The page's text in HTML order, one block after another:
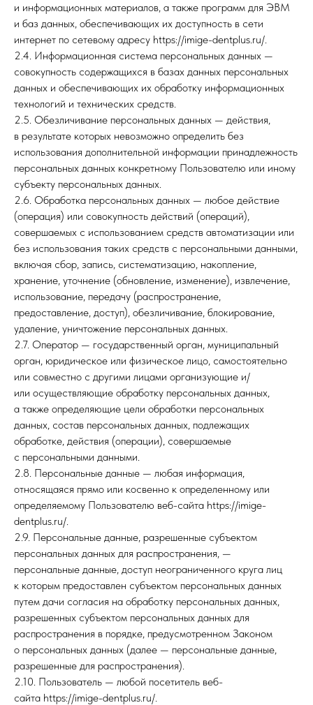
и информационных материалов, а также программ для ЭВМ
и баз данных, обеспечивающих их доступность в сети
интернет по сетевому адресу https://imige-dentplus.ru/.
2.4. Информационная система персональных данных —
совокупность содержащихся в базах данных персональных
данных и обеспечивающих их обработку информационных
технологий и технических средств.
2.5. Обезличивание персональных данных — действия,
в результате которых невозможно определить без
использования дополнительной информации принадлежность
персональных данных конкретному Пользователю или иному
субъекту персональных данных.
2.6. Обработка персональных данных — любое действие
(операция) или совокупность действий (операций),
совершаемых с использованием средств автоматизации или
без использования таких средств с персональными данными,
включая сбор, запись, систематизацию, накопление,
хранение, уточнение (обновление, изменение), извлечение,
использование, передачу (распространение,
предоставление, доступ), обезличивание, блокирование,
удаление, уничтожение персональных данных.
2.7. Оператор — государственный орган, муниципальный
орган, юридическое или физическое лицо, самостоятельно
или совместно с другими лицами организующие и/
или осуществляющие обработку персональных данных,
а также определяющие цели обработки персональных
данных, состав персональных данных, подлежащих
обработке, действия (операции), совершаемые
с персональными данными.
2.8. Персональные данные — любая информация,
относящаяся прямо или косвенно к определенному или
определяемому Пользователю веб-сайта https://imige-
dentplus.ru/.
2.9. Персональные данные, разрешенные субъектом
персональных данных для распространения, —
персональные данные, доступ неограниченного круга лиц
к которым предоставлен субъектом персональных данных
путем дачи согласия на обработку персональных данных,
разрешенных субъектом персональных данных для
распространения в порядке, предусмотренном Законом
о персональных данных (далее — персональные данные,
разрешенные для распространения).
2.10. Пользователь — любой посетитель веб-
сайта https://imige-dentplus.ru/.